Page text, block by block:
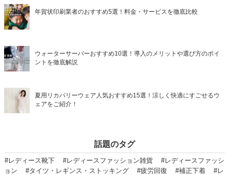
年賀状印刷業者のおすすめ5選！料金・サービスを徹底比較
ウォーターサーバーおすすめ10選！導入のメリットや選び方のポイ
ントを徹底解説
夏用リカバリーウェア人気おすすめ15選！涼しく快適にすごせるウ
ェアをご紹介！
話題のタグ
#レディース靴下 #レディースファッション雑貨
#レディースファッシ
ョン
#タイツ・レギンス・ストッキング #疲労回復 #補正下着
#レ